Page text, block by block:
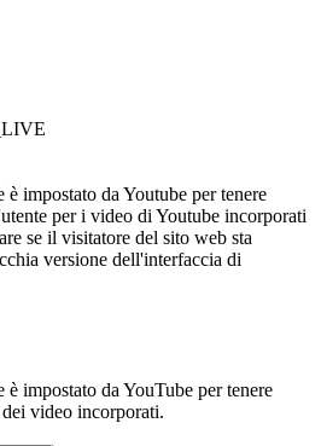
è impostato da Youtube per tenere
per i video di Youtube incorporati
se il visitatore del sito web sta
versione dell'interfaccia di
è impostato da YouTube per tenere
video incorporati.